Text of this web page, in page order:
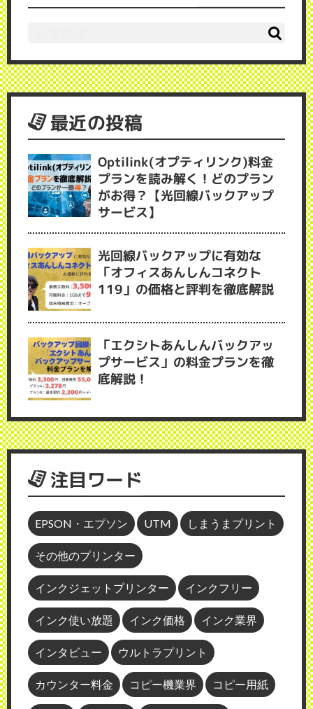
最近の投稿
Optilink(オプティリンク)料金
プランを読み解く！どのプラン
がお得？【光回線バックアップ
サービス】
光回線バックアップに有効な
「オフィスあんしんコネクト
119」の価格と評判を徹底解説
「エクシトあんしんバックアッ
プサービス」の料金プランを徹
底解説！
注目ワード
EPSON・エプソン UTM しまうまプリント
その他のプリンター
インクジェットプリンター インクフリー
インク使い放題 インク価格 インク業界
インタビュー ウルトラプリント
カウンター料金 コピー機業界 コピー用紙